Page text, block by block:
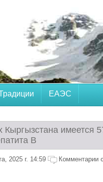
ЕАЭС
имеется
В
2025 г. 14:59 Комментарии